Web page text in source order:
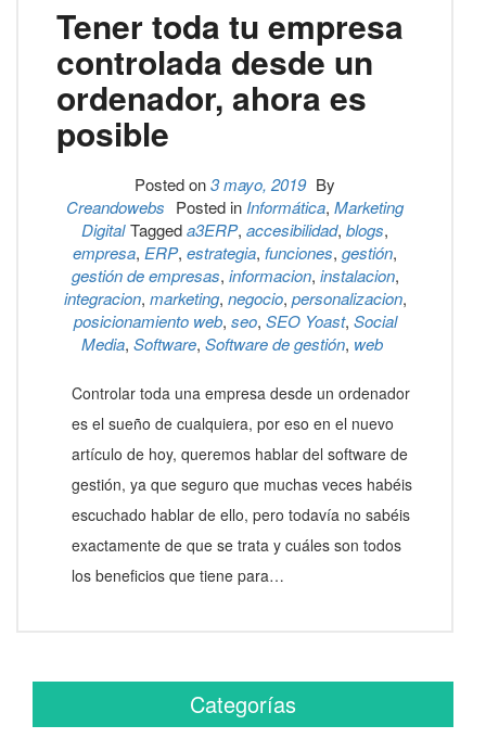
Tener toda tu empresa
controlada desde un
ordenador, ahora es
posible
Posted on3 mayo, 2019 By
Creandowebs Posted in Informática, Marketing
Digital Taggeda3ERP, accesibilidad, blogs,
empresa, ERP, estrategia, funciones, gestión,
gestión de empresas, informacion, instalacion,
integracion, marketing, negocio, personalizacion,
posicionamiento web, seo, SEO Yoast, Social
Media, Software, Software de gestión, web
Controlar toda una empresa desde un ordenador
es el sueño de cualquiera, por eso en el nuevo
artículo de hoy, queremos hablar del software de
gestión, ya que seguro que muchas veces habéis
escuchado hablar de ello, pero todavía no sabéis
exactamente de que se trata y cuáles son todos
los beneficios que tiene para…
Categorías